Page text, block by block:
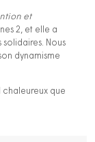
et
2, et elle a
Nous
dynamisme
chaleureux que